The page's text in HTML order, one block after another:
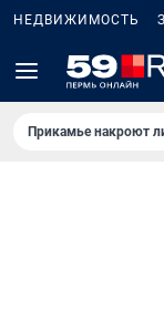
НЕДВИЖИМОСТЬ
Прикамье накроют